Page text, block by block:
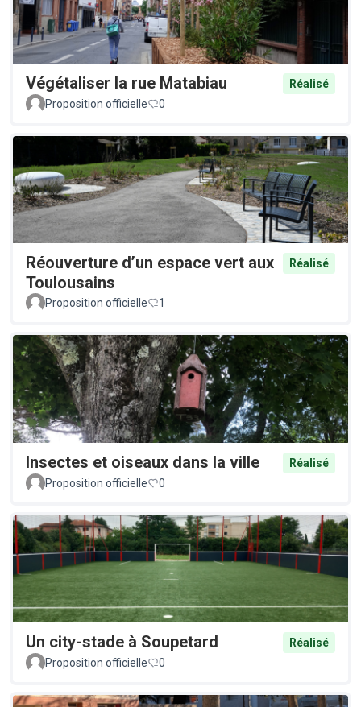
Végétaliser la rue Matabiau
Réalisé
Proposition officielle
0
Réouverture d’un espace vert aux
Toulousains
Réalisé
Proposition officielle 1
Insectes et oiseaux dans la ville
Réalisé
Proposition officielle
0
Un city-stade à Soupetard
Réalisé
Proposition officielle
0